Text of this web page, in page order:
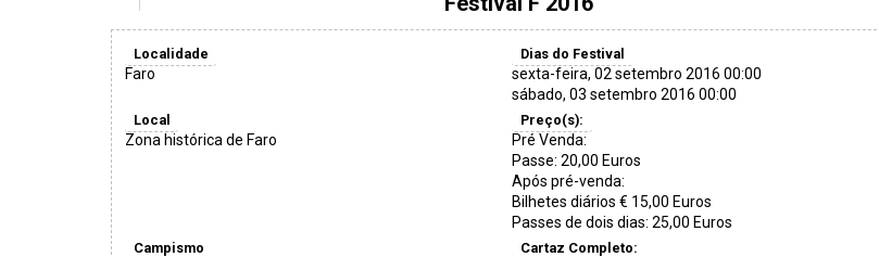
Localidade
Faro
Dias do Festival
sexta-feira, 02 setembro 2016 00:00
sábado, 03 setembro 2016 00:00
Local
Zona histórica de Faro
Preço(s):
Pré Venda:
Passe: 20,00 Euros
Após pré-venda:
Bilhetes diários € 15,00 Euros
Passes de dois dias: 25,00 Euros
Campismo Cartaz Completo: